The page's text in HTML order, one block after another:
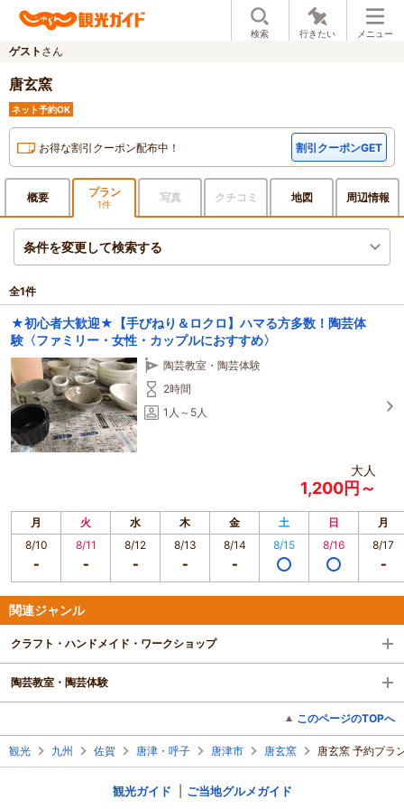
検索 行きたい メニュー
ゲスト さん
唐玄窯
ネット予約OK
お得な割引クーポン配布中！ 割引クーポンGET
概要 プラン
1件 写真 クチコミ 地図 周辺情報
条件を変更して検索する
全1件
★初心者大歓迎★【手びねり＆ロクロ】ハマる方多数！陶芸体
験〈ファミリー・女性・カップルにおすすめ〉
陶芸教室・陶芸体験
2時間
1人～5人
大人
1,200円～
月 火 水 木 金 土 日
月
8/10
8/11 8/12 8/13 8/14 8/15 8/16 8/17
関連ジャンル
クラフト・ハンドメイド・ワークショップ
陶芸教室・陶芸体験
このページのTOPへ
観光 九州 佐賀 唐津・呼子 唐津市 唐玄窯 唐玄窯 予約プラ
観光ガイド ご当地グルメガイド